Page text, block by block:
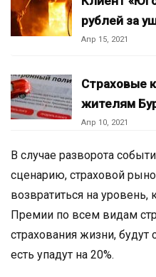
рублей за
Апр 15, 2021
Страховые
жителям
Апр 10, 2021
В случае разворота
сценарию, страховой
возвратиться на
Премии по всем видам
страхования жизни, будут
есть упадут на 20%.